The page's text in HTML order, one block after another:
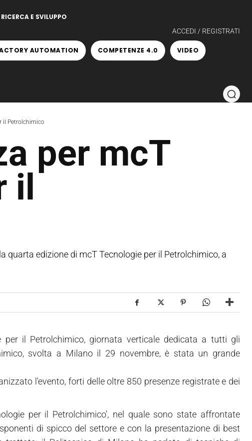
RICERCA E SVILUPPO
ACCEDI / REGISTRATI
AUTOMATION COMPETENZE 4.0 VIDEO
il Petrolchimico
per mcT
il
edizione di mcT Tecnologie per il Petrolchimico, a
il Petrolchimico, giornata verticale dedicata a tutti gli
svolta a Milano il 29 novembre, è stata un grande
l'evento, forti delle oltre 850 presenze registrate e dei
per il Petrolchimico', nel quale sono state affrontate
di spicco del settore e con la presentazione di best